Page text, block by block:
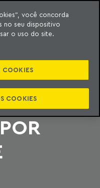
NA
você concorda
no seu dispositivo
o uso do site.
COOKIES
COOKIES